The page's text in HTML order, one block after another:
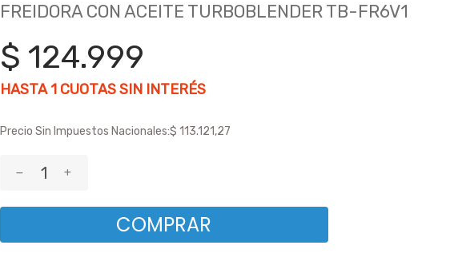
FREIDORA CON ACEITE TURBOBLENDER TB-FR6V1
$ 124.999
HASTA1CUOTAS SIN INTERÉS
Precio Sin Impuestos Nacionales:$ 113.121,27
COMPRAR